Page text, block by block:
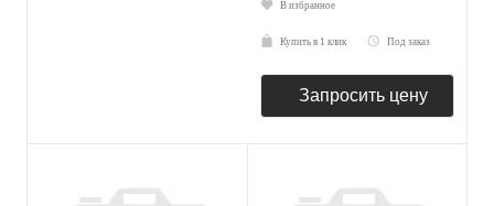
В избранное
Купить в 1 клик Под заказ
Запросить цену